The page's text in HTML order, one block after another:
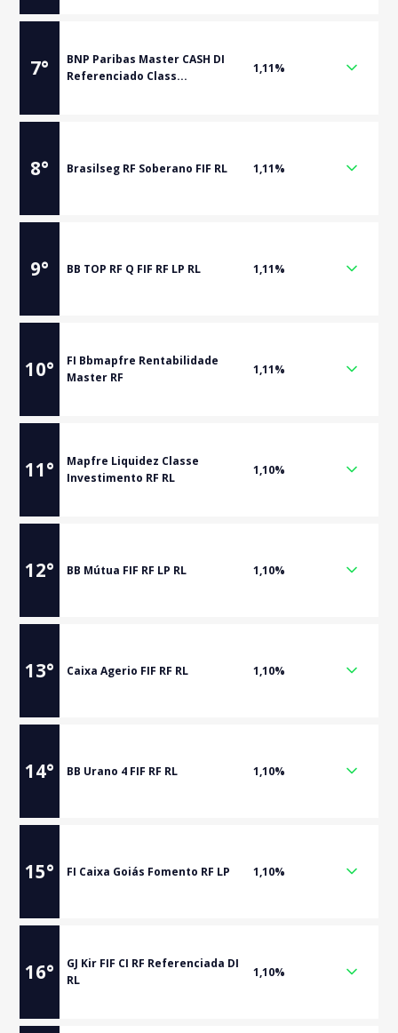
7°
BNP Paribas Master CASH DI
Referenciado Class...
1,11%
8° Brasilseg RF Soberano FIF RL 1,11%
9° BB TOP RF Q FIF RF LP RL 1,11%
10°
FI Bbmapfre Rentabilidade
Master RF
1,11%
11°
Mapfre Liquidez Classe
Investimento RF RL
1,10%
12° BB Mútua FIF RF LP RL 1,10%
13° Caixa Agerio FIF RF RL 1,10%
14° BB Urano 4 FIF RF RL 1,10%
15° FI Caixa Goiás Fomento RF LP 1,10%
16°
GJ Kir FIF CI RF Referenciada DI
RL
1,10%